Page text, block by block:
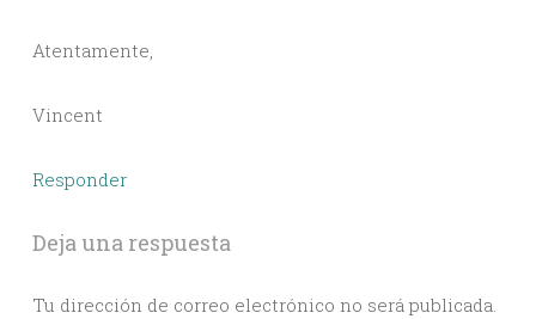
Atentamente,
Vincent
Responder
Deja una respuesta
Tu dirección de correo electrónico no será publicada.